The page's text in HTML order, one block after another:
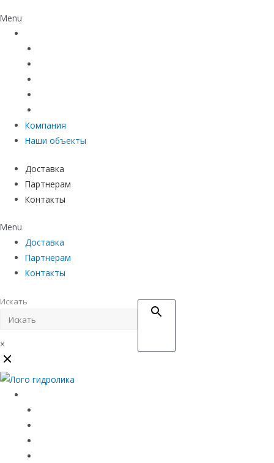
Menu
Компания
Наши объекты
Доставка
Партнерам
Контакты
Menu
Доставка
Партнерам
Контакты
Искать
×